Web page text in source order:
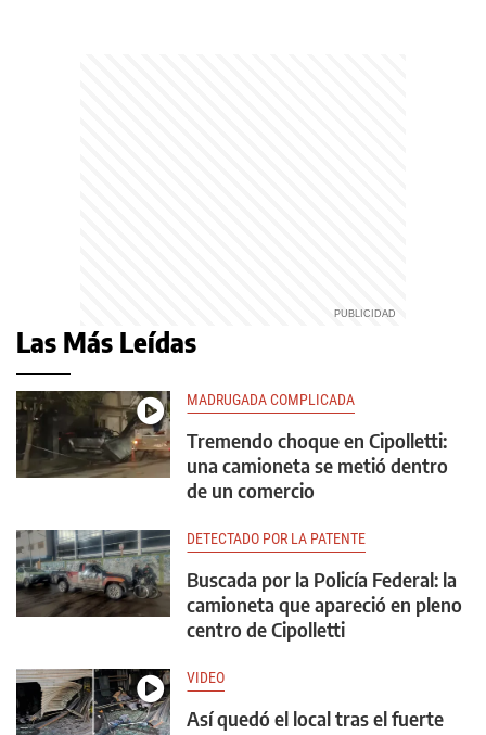
Las Más Leídas
MADRUGADA COMPLICADA
Tremendo choque en Cipolletti:
una camioneta se metió dentro
de un comercio
DETECTADO POR LA PATENTE
Buscada por la Policía Federal: la
camioneta que apareció en pleno
centro de Cipolletti
VIDEO
Así quedó el local tras el fuerte